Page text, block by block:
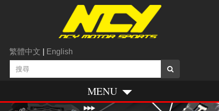
繁體中文 English
MENU